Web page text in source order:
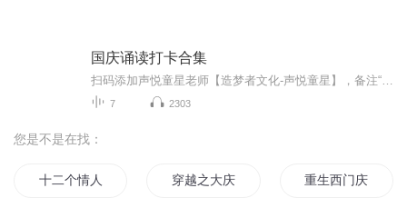
国庆诵读打卡合集
7 2303
您是不是在找：
十二个情人节 穿越之大庆帝国 重生西门庆